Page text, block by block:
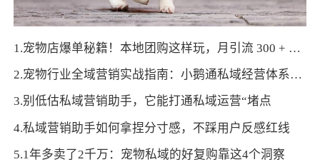
1.宠物店爆单秘籍！本地团购这样玩，月引流 300 + 不是梦！
2.宠物行业全域营销实战指南：小鹅通私域经营体系打造持续增长引擎
3.别低估私域营销助手，它能打通私域运营“堵点
4.私域营销助手如何拿捏分寸感，不踩用户反感红线
5.1年多卖了2千万：宠物私域的好复购靠这4个洞察